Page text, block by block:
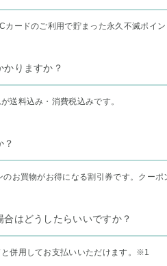
カードのご利用で貯まった永久不滅ポイ
りますか？
送料込み・消費税込みです。
？
のお買物がお得になる割引券です。クーポ
はどうしたらいいですか？
併用してお支払いいただけます。 ※1